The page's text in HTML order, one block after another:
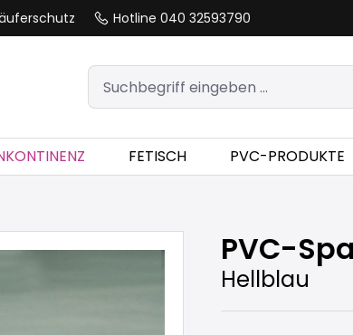
Hotline 040 32593790
FETISCH PVC-PRODUKTE
PVC-
Hellblau